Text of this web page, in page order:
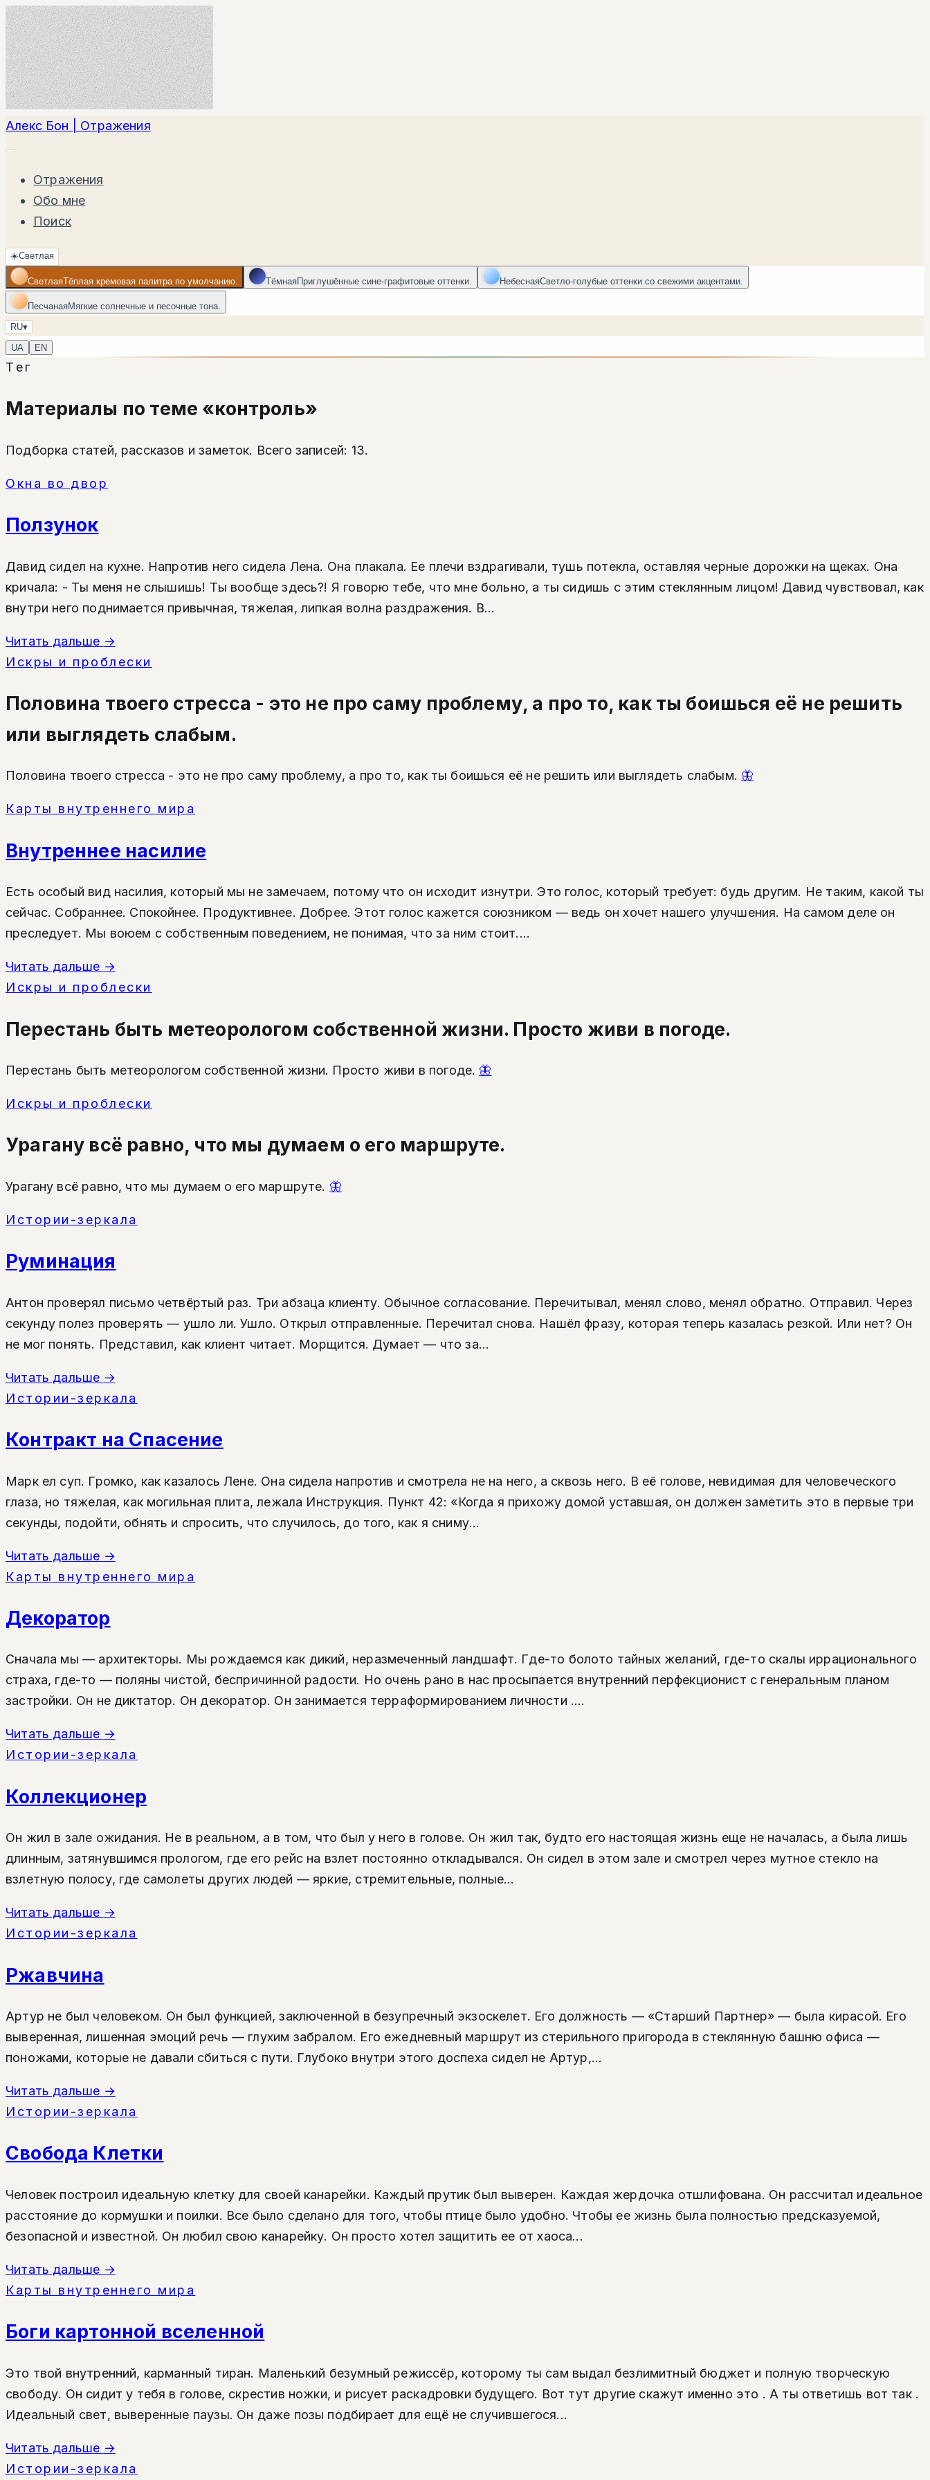
Алекс Бон | Отражения
Отражения
Обо мне
Поиск
☀️Светлая
СветлаяТёплая кремовая палитра по умолчанию. ТёмнаяПриглушённые сине-графитовые оттенки. НебеснаяСветло-голубые оттенки со свежими акцентами.
ПесчанаяМягкие солнечные и песочные тона.
RU▾
UA
EN
Тег
Материалы по теме «контроль»
Подборка статей, рассказов и заметок. Всего записей: 13.
Окна во двор
Ползунок
Давид сидел на кухне. Напротив него сидела Лена. Она плакала. Ее плечи вздрагивали, тушь потекла, оставляя черные дорожки на щеках. Она
кричала: - Ты меня не слышишь! Ты вообще здесь?! Я говорю тебе, что мне больно, а ты сидишь с этим стеклянным лицом! Давид чувствовал, как
внутри него поднимается привычная, тяжелая, липкая волна раздражения. В...
Читать дальше →
Искры и проблески
Половина твоего стресса - это не про саму проблему, а про то, как ты боишься её не решить
или выглядеть слабым.
Половина твоего стресса - это не про саму проблему, а про то, как ты боишься её не решить или выглядеть слабым. 🦋
Карты внутреннего мира
Внутреннее насилие
Есть особый вид насилия, который мы не замечаем, потому что он исходит изнутри. Это голос, который требует: будь другим. Не таким, какой ты
сейчас. Собраннее. Спокойнее. Продуктивнее. Добрее. Этот голос кажется союзником — ведь он хочет нашего улучшения. На самом деле он
преследует. Мы воюем с собственным поведением, не понимая, что за ним стоит....
Читать дальше →
Искры и проблески
Перестань быть метеорологом собственной жизни. Просто живи в погоде.
Перестань быть метеорологом собственной жизни. Просто живи в погоде. 🦋
Искры и проблески
Урагану всё равно, что мы думаем о его маршруте.
Урагану всё равно, что мы думаем о его маршруте. 🦋
Истории-зеркала
Руминация
Антон проверял письмо четвёртый раз. Три абзаца клиенту. Обычное согласование. Перечитывал, менял слово, менял обратно. Отправил. Через
секунду полез проверять — ушло ли. Ушло. Открыл отправленные. Перечитал снова. Нашёл фразу, которая теперь казалась резкой. Или нет? Он
не мог понять. Представил, как клиент читает. Морщится. Думает — что за...
Читать дальше →
Истории-зеркала
Контракт на Спасение
Марк ел суп. Громко, как казалось Лене. Она сидела напротив и смотрела не на него, а сквозь него. В её голове, невидимая для человеческого
глаза, но тяжелая, как могильная плита, лежала Инструкция. Пункт 42: «Когда я прихожу домой уставшая, он должен заметить это в первые три
секунды, подойти, обнять и спросить, что случилось, до того, как я сниму...
Читать дальше →
Карты внутреннего мира
Декоратор
Сначала мы — архитекторы. Мы рождаемся как дикий, неразмеченный ландшафт. Где-то болото тайных желаний, где-то скалы иррационального
страха, где-то — поляны чистой, беспричинной радости. Но очень рано в нас просыпается внутренний перфекционист с генеральным планом
застройки. Он не диктатор. Он декоратор. Он занимается терраформированием личности ....
Читать дальше →
Истории-зеркала
Коллекционер
Он жил в зале ожидания. Не в реальном, а в том, что был у него в голове. Он жил так, будто его настоящая жизнь еще не началась, а была лишь
длинным, затянувшимся прологом, где его рейс на взлет постоянно откладывался. Он сидел в этом зале и смотрел через мутное стекло на
взлетную полосу, где самолеты других людей — яркие, стремительные, полные...
Читать дальше →
Истории-зеркала
Ржавчина
Артур не был человеком. Он был функцией, заключенной в безупречный экзоскелет. Его должность — «Старший Партнер» — была кирасой. Его
выверенная, лишенная эмоций речь — глухим забралом. Его ежедневный маршрут из стерильного пригорода в стеклянную башню офиса —
поножами, которые не давали сбиться с пути. Глубоко внутри этого доспеха сидел не Артур,...
Читать дальше →
Истории-зеркала
Свобода Клетки
Человек построил идеальную клетку для своей канарейки. Каждый прутик был выверен. Каждая жердочка отшлифована. Он рассчитал идеальное
расстояние до кормушки и поилки. Все было сделано для того, чтобы птице было удобно. Чтобы ее жизнь была полностью предсказуемой,
безопасной и известной. Он любил свою канарейку. Он просто хотел защитить ее от хаоса...
Читать дальше →
Карты внутреннего мира
Боги картонной вселенной
Это твой внутренний, карманный тиран. Маленький безумный режиссёр, которому ты сам выдал безлимитный бюджет и полную творческую
свободу. Он сидит у тебя в голове, скрестив ножки, и рисует раскадровки будущего. Вот тут другие скажут именно это . А ты ответишь вот так .
Идеальный свет, выверенные паузы. Он даже позы подбирает для ещё не случившегося...
Читать дальше →
Истории-зеркала